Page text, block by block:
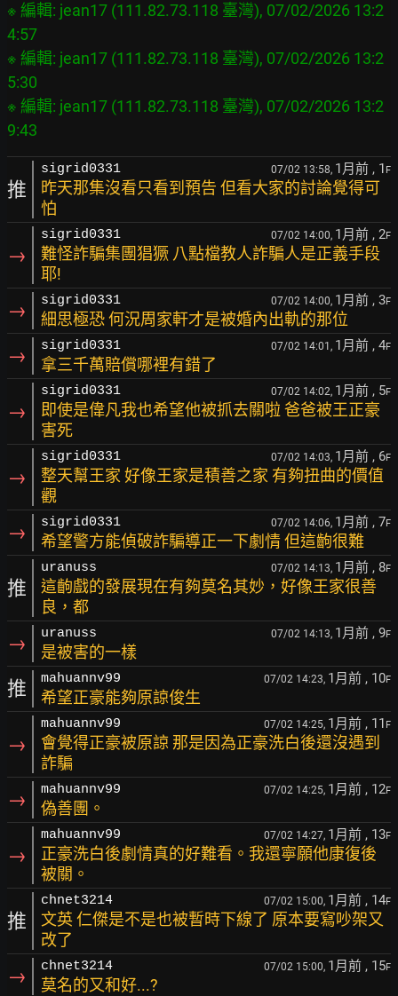
※ 編輯: jean17 (111.82.73.118 臺灣), 07/02/2026 13:2
4:57
※ 編輯: jean17 (111.82.73.118 臺灣), 07/02/2026 13:2
5:30
※ 編輯: jean17 (111.82.73.118 臺灣), 07/02/2026 13:2
推
sigrid0331 07/02 13:58, 1月前 , 1 F
昨天那集沒看只看到預告 但看大家的討論覺得可
怕
→
sigrid0331 07/02 14:00, 1月前 , 2F
難怪詐騙集團猖獗 八點檔教人詐騙人是正義手段
耶!
→ sigrid0331 07/02 14:00, 1月前 , 3F
細思極恐 何況周家軒才是被婚內出軌的那位
→ sigrid0331 07/02 14:01, 1月前 , 4F
拿三千萬賠償哪裡有錯了
→
sigrid0331 07/02 14:02, 1月前 , 5F
即使是偉凡我也希望他被抓去關啦 爸爸被王正豪
害死
→
sigrid0331 07/02 14:03, 1月前 , 6F
整天幫王家 好像王家是積善之家 有夠扭曲的價值
觀
→ sigrid0331 07/02 14:06, 1月前 , 7F
希望警方能偵破詐騙導正一下劇情 但這齣很難
推
uranuss 07/02 14:13, 1月前 , 8F
這齣戲的發展現在有夠莫名其妙，好像王家很善
良，都
→ uranuss 07/02 14:13, 1月前 , 9F
是被害的一樣
推 mahuannv99 07/02 14:23, 1月前 , 10F
希望正豪能夠原諒俊生
→
mahuannv99 07/02 14:25, 1月前 , 11 F
會覺得正豪被原諒 那是因為正豪洗白後還沒遇到
詐騙
→ mahuannv99 07/02 14:25, 1月前 , 12F
偽善團。
→
mahuannv99 07/02 14:27, 1月前 , 13F
正豪洗白後劇情真的好難看。我還寧願他康復後
被關。
推
chnet3214 07/02 15:00, 1月前 , 14F
文英 仁傑是不是也被暫時下線了 原本要寫吵架又
改了
→ chnet3214 07/02 15:00, 1月前 , 15F
莫名的又和好...?